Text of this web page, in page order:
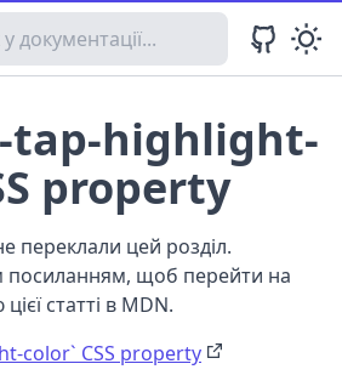
tap-highlight-
property
переклали цей розділ.
посиланням, щоб перейти на
статті в MDN.
color` CSS property